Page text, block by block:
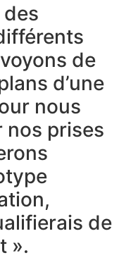
de
d’une
nous
nos prises
de
».